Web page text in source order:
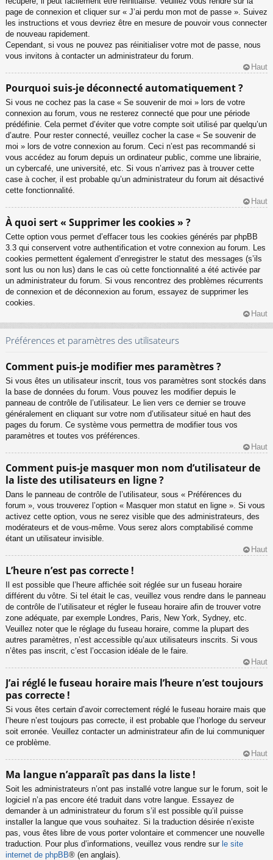
page de connexion et cliquer sur « J’ai perdu mon mot de passe ». Suivez
les instructions et vous devriez être en mesure de pouvoir vous connecter
de nouveau rapidement.
Cependant, si vous ne pouvez pas réinitialiser votre mot de passe, nous
vous invitons à contacter un administrateur du forum.
Haut
Pourquoi suis-je déconnecté automatiquement ?
Si vous ne cochez pas la case « Se souvenir de moi » lors de votre
connexion au forum, vous ne resterez connecté que pour une période
prédéfinie. Cela permet d’éviter que votre compte soit utilisé par quelqu’un
d’autre. Pour rester connecté, veuillez cocher la case « Se souvenir de
moi » lors de votre connexion au forum. Ceci n’est pas recommandé si
vous accédez au forum depuis un ordinateur public, comme une librairie,
un cybercafé, une université, etc. Si vous n’arrivez pas à trouver cette
case à cocher, il est probable qu’un administrateur du forum ait désactivé
cette fonctionnalité.
Haut
À quoi sert « Supprimer les cookies » ?
Cette option vous permet d’effacer tous les cookies générés par phpBB
3.3 qui conservent votre authentification et votre connexion au forum. Les
cookies permettent également d’enregistrer le statut des messages (s’ils
sont lus ou non lus) dans le cas où cette fonctionnalité a été activée par
un administrateur du forum. Si vous rencontrez des problèmes récurrents
de connexion et de déconnexion au forum, essayez de supprimer les
cookies.
Haut
Préférences et paramètres des utilisateurs
Comment puis-je modifier mes paramètres ?
Si vous êtes un utilisateur inscrit, tous vos paramètres sont stockés dans
la base de données du forum. Vous pouvez les modifier depuis le
panneau de contrôle de l’utilisateur. Le lien vers ce dernier se trouve
généralement en cliquant sur votre nom d’utilisateur situé en haut des
pages du forum. Ce système vous permettra de modifier tous vos
paramètres et toutes vos préférences.
Haut
Comment puis-je masquer mon nom d’utilisateur de
la liste des utilisateurs en ligne ?
Dans le panneau de contrôle de l’utilisateur, sous « Préférences du
forum », vous trouverez l’option « Masquer mon statut en ligne ». Si vous
activez cette option, vous ne serez visible que des administrateurs, des
modérateurs et de vous-même. Vous serez alors comptabilisé comme
étant un utilisateur invisible.
Haut
L’heure n’est pas correcte !
Il est possible que l’heure affichée soit réglée sur un fuseau horaire
différent du vôtre. Si tel était le cas, veuillez vous rendre dans le panneau
de contrôle de l’utilisateur et régler le fuseau horaire afin de trouver votre
zone adéquate, par exemple Londres, Paris, New York, Sydney, etc.
Veuillez noter que le réglage du fuseau horaire, comme la plupart des
autres paramètres, n’est accessible qu’aux utilisateurs inscrits. Si vous
n’êtes pas inscrit, c’est l’occasion idéale de le faire.
Haut
J’ai réglé le fuseau horaire mais l’heure n’est toujours
pas correcte !
Si vous êtes certain d’avoir correctement réglé le fuseau horaire mais que
l’heure n’est toujours pas correcte, il est probable que l’horloge du serveur
soit erronée. Veuillez contacter un administrateur afin de lui communiquer
ce problème.
Haut
Ma langue n’apparaît pas dans la liste !
Soit les administrateurs n’ont pas installé votre langue sur le forum, soit le
logiciel n’a pas encore été traduit dans votre langue. Essayez de
demander à un administrateur du forum s’il est possible qu’il puisse
installer la langue que vous souhaitez. Si la traduction désirée n’existe
pas, vous êtes libre de vous porter volontaire et commencer une nouvelle
traduction. Pour plus d’informations, veuillez vous rendre sur le site
internet de phpBB® (en anglais).